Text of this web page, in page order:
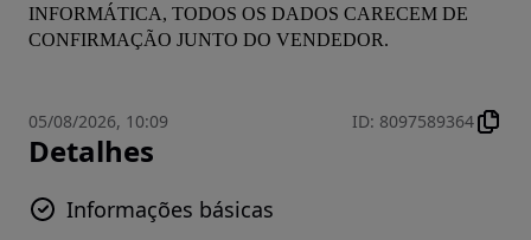
INFORMÁTICA, TODOS OS DADOS CARECEM DE
CONFIRMAÇÃO JUNTO DO VENDEDOR.
05/08/2026, 10:09 ID: 8097589364
Detalhes
Informações básicas